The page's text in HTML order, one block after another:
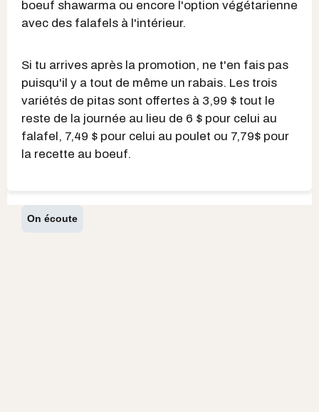
boeuf shawarma ou encore l'option végétarienne
avec des falafels à l'intérieur.
Si tu arrives après la promotion, ne t'en fais pas
puisqu'il y a tout de même un rabais. Les trois
variétés de pitas sont offertes à 3,99 $ tout le
reste de la journée au lieu de 6 $ pour celui au
falafel, 7,49 $ pour celui au poulet ou 7,79$ pour
la recette au boeuf.
On écoute